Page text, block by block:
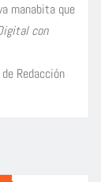
manabita que
con
Redacción